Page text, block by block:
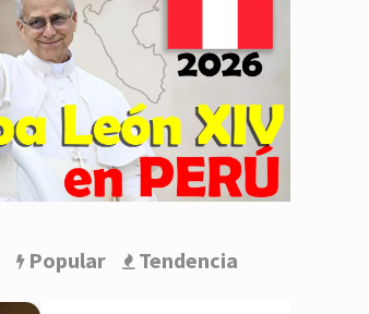
Popular Tendencia